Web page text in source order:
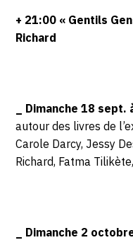
+ 21:00 « Gentils
Richard
_ Dimanche 18
autour des livres de
Carole Darcy, Jessy
Richard, Fatma
_ Dimanche 2